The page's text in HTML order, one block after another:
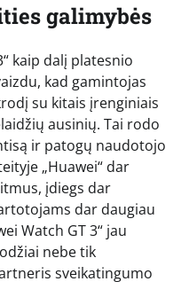
galimybės
kaip dalį platesnio
kad gamintojas
su kitais įrenginiais
ausinių. Tai rodo
ir patogų naudotojo
„Huawei“ dar
įdiegs dar
dar daugiau
Watch GT 3“ jau
nebe tik
sveikatingumo